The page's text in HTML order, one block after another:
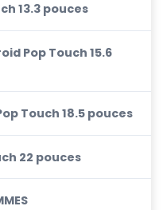
13.3 pouces
Pop Touch 15.6
Touch 18.5 pouces
22 pouces